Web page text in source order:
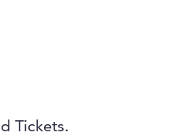
Tickets.